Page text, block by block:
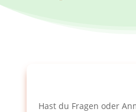
Hast du Fragen oder